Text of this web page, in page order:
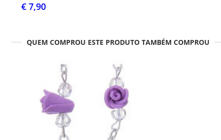
€ 7,90
QUEM COMPROU ESTE PRODUTO TAMBÉM COMPROU